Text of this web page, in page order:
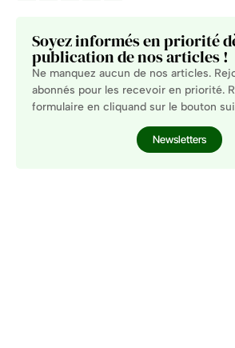
Soyez informés en priorité
publication de nos articles !
Ne manquez aucun de nos articles.
abonnés pour les recevoir en priorité.
formulaire en cliquand sur le bouton
Newsletters